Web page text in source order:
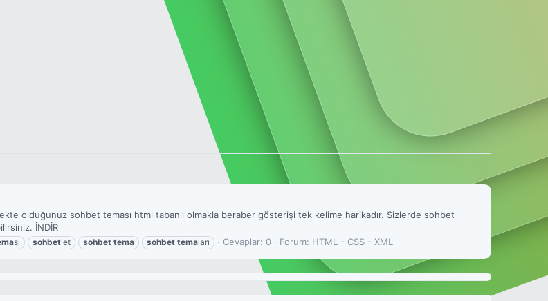
olduğunuz sohbet teması html tabanlı olmakla beraber gösterişi tek kelime harikadır. Sizlerde sohbet
İNDİR
sı sohbet et sohbet tema sohbet temaları Cevaplar: 0 Forum: HTML - CSS - XML